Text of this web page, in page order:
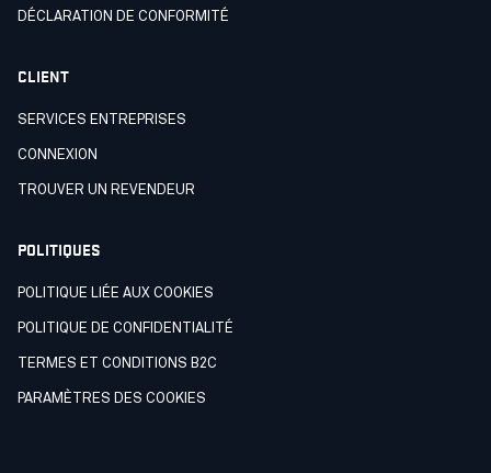
DÉCLARATION DE CONFORMITÉ
CLIENT
SERVICES ENTREPRISES
CONNEXION
TROUVER UN REVENDEUR
POLITIQUES
POLITIQUE LIÉE AUX COOKIES
POLITIQUE DE CONFIDENTIALITÉ
TERMES ET CONDITIONS B2C
PARAMÈTRES DES COOKIES